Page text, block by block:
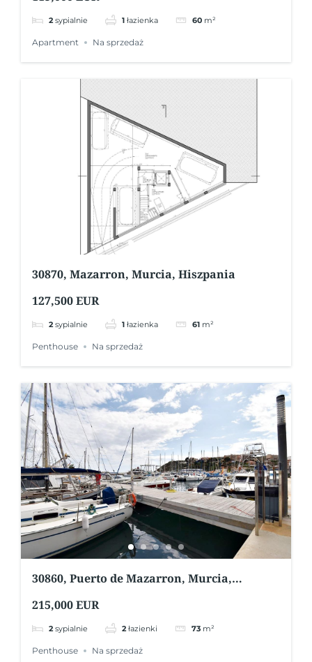
2 sypialnie 1 łazienka 60 m²
Apartment Na sprzedaż
30870, Mazarron, Murcia, Hiszpania
127,500 EUR
2 sypialnie 1 łazienka 61 m²
Penthouse Na sprzedaż
30860, Puerto de Mazarron, Murcia,
215,000 EUR
2 sypialnie 2 łazienki 73 m²
Penthouse Na sprzedaż